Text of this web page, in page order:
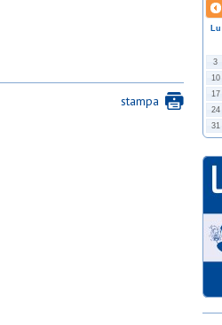
stampa
Lu
3
10
17
24
31